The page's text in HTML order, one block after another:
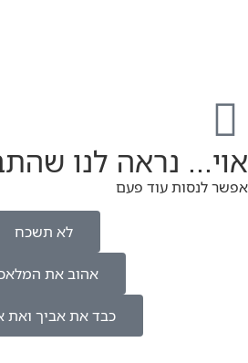
אוי... נראה לנו
אפשר לנסות עוד פעם
לא תשכח
אהוב את
כבד את אביך ואת